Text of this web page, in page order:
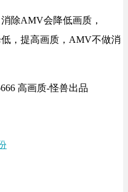
除AMV会降低画质，
，提高画质，AMV不做消
高画质-怪兽出品